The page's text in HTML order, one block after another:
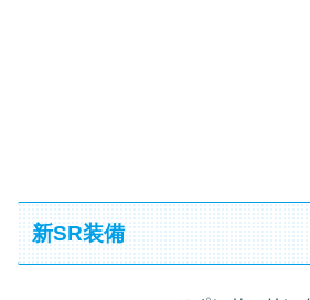
新SR装備